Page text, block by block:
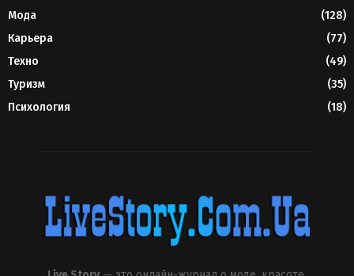
Мода
(128)
Карьера
(77)
Техно
(49)
Туризм
(35)
Психология
(18)